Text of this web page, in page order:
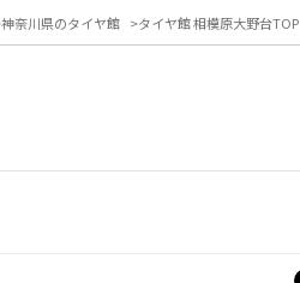
神奈川県のタイヤ館 タイヤ館 相模原大野台TOP